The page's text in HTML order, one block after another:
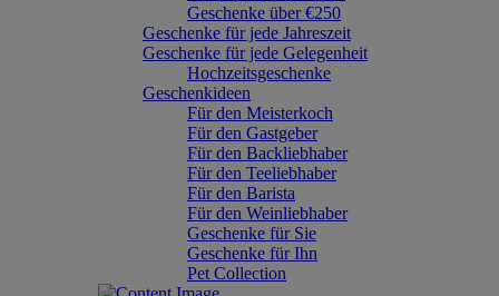
Geschenke über €250
Geschenke für jede Jahreszeit
Geschenke für jede Gelegenheit
Hochzeitsgeschenke
Geschenkideen
Für den Meisterkoch
Für den Gastgeber
Für den Backliebhaber
Für den Teeliebhaber
Für den Barista
Für den Weinliebhaber
Geschenke für Sie
Geschenke für Ihn
Pet Collection